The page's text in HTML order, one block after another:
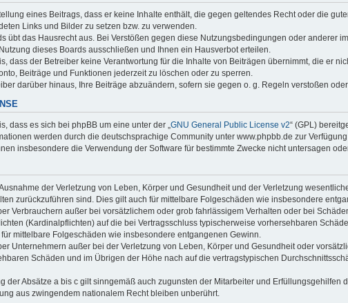
eines Beitrags, dass er keine Inhalte enthält, die gegen geltendes Recht oder die
Links und Bilder zu setzen bzw. zu verwenden.
übt das Hausrecht aus. Bei Verstößen gegen diese Nutzungsbedingungen oder anderer
dieses Boards ausschließen und Ihnen ein Hausverbot erteilen.
dass der Betreiber keine Verantwortung für die Inhalte von Beiträgen übernimmt, die er
Beiträge und Funktionen jederzeit zu löschen oder zu sperren.
darüber hinaus, Ihre Beiträge abzuändern, sofern sie gegen o. g. Regeln verstoßen
dass es sich bei phpBB um eine unter der „ GNU General Public License v2“ (GPL)
werden durch die deutschsprachige Community unter www.phpbb.de zur
insbesondere die Verwendung der Software für bestimmte Zwecke nicht untersagen
der Verletzung von Leben, Körper und Gesundheit und der Verletzung
zurückzuführen sind. Dies gilt auch für mittelbare Folgeschäden wie insbesondere
Verbrauchern außer bei vorsätzlichem oder grob fahrlässigem Verhalten oder bei
(Kardinalpflichten) auf die bei Vertragsschluss typischerweise vorhersehbaren
mittelbare Folgeschäden wie insbesondere entgangenen Gewinn.
Unternehmern außer bei der Verletzung von Leben, Körper und Gesundheit oder
Schäden und im Übrigen der Höhe nach auf die vertragstypischen
der Absätze a bis c gilt sinngemäß auch zugunsten der Mitarbeiter und Erfüllungsgehilfen
aus zwingendem nationalem Recht bleiben unberührt.